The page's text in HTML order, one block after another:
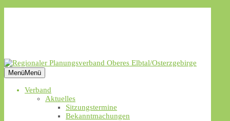
MenüMenü
Verband
Aktuelles
Sitzungstermine
Bekanntmachungen